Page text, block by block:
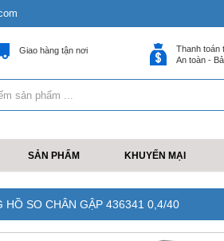
Giao hàng tận nơi
Thanh toán
An toàn -
SẢN PHẨM KHUYẾN MẠI
HỒ SO CHÂN GẬP 436341 0,4/40